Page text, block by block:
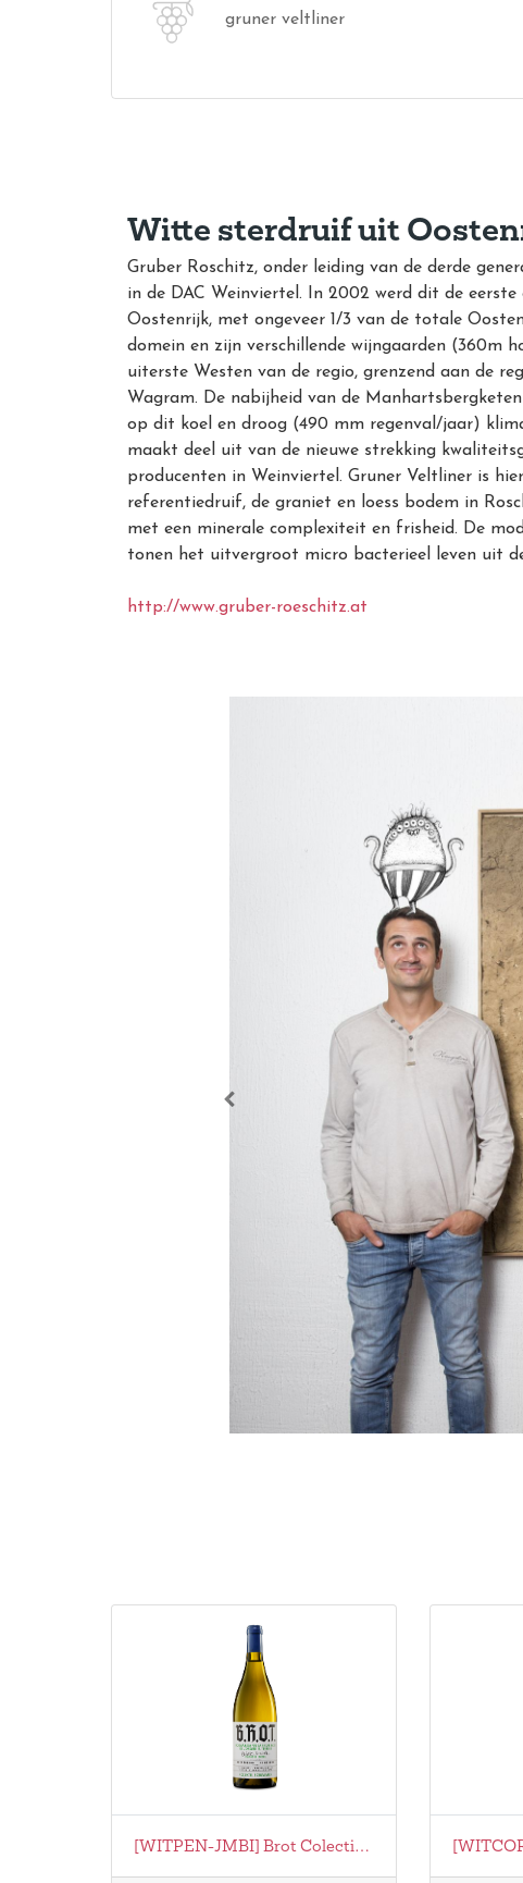
gruner veltliner
Witte sterdruif uit
Gruber Roschitz, onder leiding van de derde
in de DAC Weinviertel. In 2002 werd dit de
Oostenrijk, met ongeveer 1/3 van de totale
domein en zijn verschillende wijngaarden (360m
uiterste Westen van de regio, grenzend aan de
Wagram. De nabijheid van de
op dit koel en droog (490 mm regenval/jaar)
maakt deel uit van de nieuwe strekking
producenten in Weinviertel. Gruner Veltliner is
referentiedruif, de graniet en loess bodem in
met een minerale complexiteit en frisheid. De
tonen het uitvergroot micro bacterieel leven uit
http://www.gruber-roeschitz.at
[WITPEN-JMBI] Brot Colectivo - Blanc Inicial Biodynamie